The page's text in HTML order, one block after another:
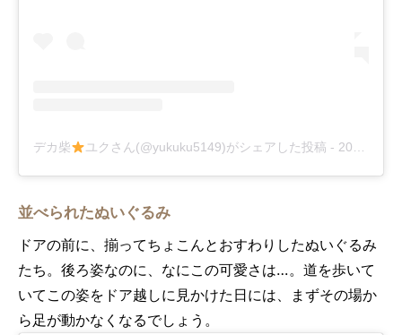
デカ柴 ユクさん(@yukuku5149)がシェアした投稿 - 2018年 8月月24日午前4時48分PDT
並べられたぬいぐるみ
ドアの前に、揃ってちょこんとおすわりしたぬいぐるみ
たち。後ろ姿なのに、なにこの可愛さは…。道を歩いて
いてこの姿をドア越しに見かけた日には、まずその場か
ら足が動かなくなるでしょう。